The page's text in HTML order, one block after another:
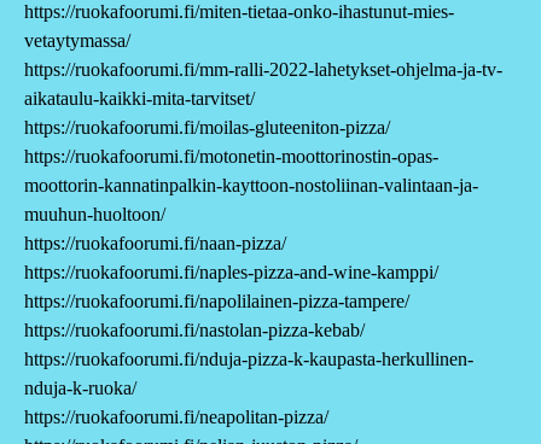
https://ruokafoorumi.fi/miten-tietaa-onko-ihastunut-mies-
vetaytymassa/
https://ruokafoorumi.fi/mm-ralli-2022-lahetykset-ohjelma-ja-tv-
aikataulu-kaikki-mita-tarvitset/
https://ruokafoorumi.fi/moilas-gluteeniton-pizza/
https://ruokafoorumi.fi/motonetin-moottorinostin-opas-
moottorin-kannatinpalkin-kayttoon-nostoliinan-valintaan-ja-
muuhun-huoltoon/
https://ruokafoorumi.fi/naan-pizza/
https://ruokafoorumi.fi/naples-pizza-and-wine-kamppi/
https://ruokafoorumi.fi/napolilainen-pizza-tampere/
https://ruokafoorumi.fi/nastolan-pizza-kebab/
https://ruokafoorumi.fi/nduja-pizza-k-kaupasta-herkullinen-
nduja-k-ruoka/
https://ruokafoorumi.fi/neapolitan-pizza/